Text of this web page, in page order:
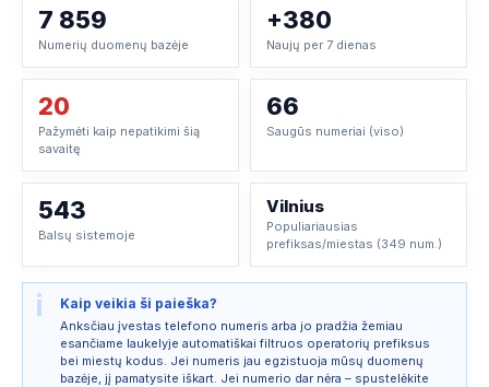
7 859
Numerių duomenų bazėje
+380
Naujų per 7 dienas
20
Pažymėti kaip nepatikimi šią
savaitę
66
Saugūs numeriai (viso)
543
Balsų sistemoje
Vilnius
Populiariausias
prefiksas/miestas (349 num.)
i Kaip veikia ši paieška?
Anksčiau įvestas telefono numeris arba jo pradžia žemiau
esančiame laukelyje automatiškai filtruos operatorių prefiksus
bei miestų kodus. Jei numeris jau egzistuoja mūsų duomenų
bazėje, jį pamatysite iškart. Jei numerio dar nėra – spustelėkite